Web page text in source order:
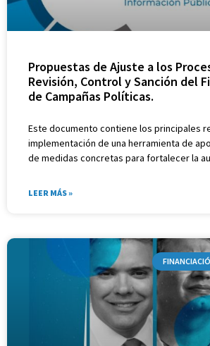
Propuestas de Ajuste a los
Revisión, Control y Sanción del
de Campañas Políticas.
Este documento contiene los principales
implementación de una herramienta de
de medidas concretas para fortalecer la
LEER MÁS »